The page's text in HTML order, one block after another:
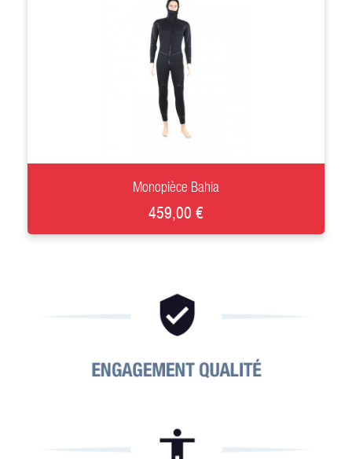
+
Monopièce Bahia
459,00 €